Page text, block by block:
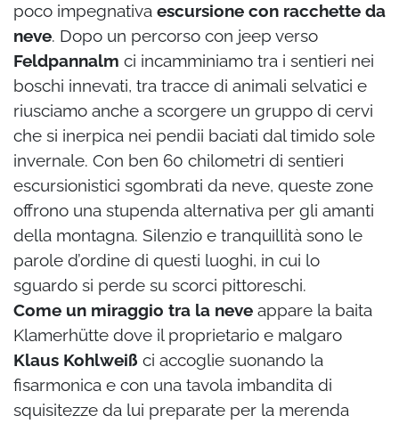
poco impegnativa escursione con racchette da
neve. Dopo un percorso con jeep verso
Feldpannalm ci incamminiamo tra i sentieri nei
boschi innevati, tra tracce di animali selvatici e
riusciamo anche a scorgere un gruppo di cervi
che si inerpica nei pendii baciati dal timido sole
invernale. Con ben 60 chilometri di sentieri
escursionistici sgombrati da neve, queste zone
offrono una stupenda alternativa per gli amanti
della montagna. Silenzio e tranquillità sono le
parole d’ordine di questi luoghi, in cui lo
sguardo si perde su scorci pittoreschi.
Come un miraggio tra la neve appare la baita
Klamerhütte dove il proprietario e malgaro
Klaus Kohlweiß ci accoglie suonando la
fisarmonica e con una tavola imbandita di
squisitezze da lui preparate per la merenda